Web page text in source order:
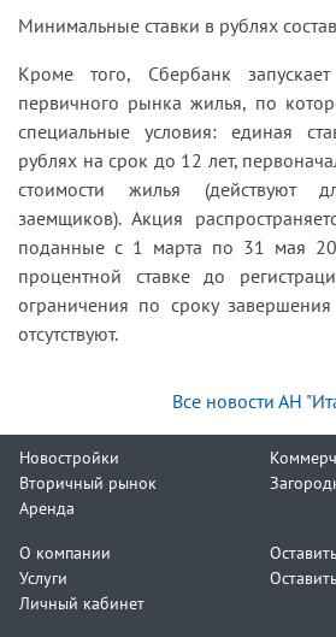
Минимальные ставки в рублях
Кроме того, Сбербанк
первичного рынка жилья, по
специальные условия: единая
рублях на срок до 12 лет,
стоимости жилья (действуют
заемщиков). Акция
поданные с 1 марта по 31 мая
процентной ставке до
ограничения по сроку завершения
отсутствуют.
Все новости АН
Новостройки
Вторичный рынок
Аренда
О компании
Услуги
Личный кабинет